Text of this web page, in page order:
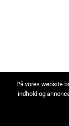
På vores website
indhold og